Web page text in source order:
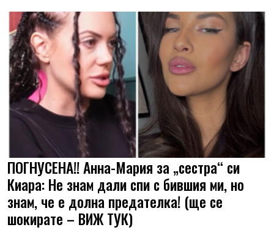
ПОГНУСЕНА!! Анна-Мария за „сестра“ си
Киара: Не знам дали спи с бившия ми, но
знам, че е долна предателка! (ще се
шокирате – ВИЖ ТУК)